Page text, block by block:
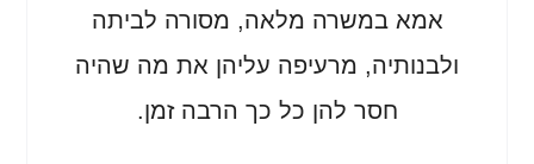
אמא במשרה מלאה, מסורה לביתה
ולבנותיה, מרעיפה עליהן את מה שהיה
חסר להן כל כך הרבה זמן.